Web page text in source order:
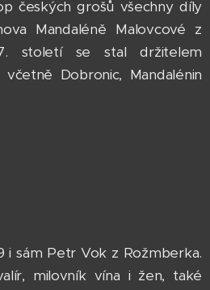
českých grošů všechny díly
Mandaléně Malovcové z
století se stal držitelem
Dobronic, Mandalénin
i sám Petr Vok z Rožmberka.
milovník vína i žen, také